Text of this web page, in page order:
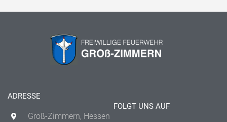
ADRESSE
Groß-Zimmern, Hessen
FOLGT UNS AUF